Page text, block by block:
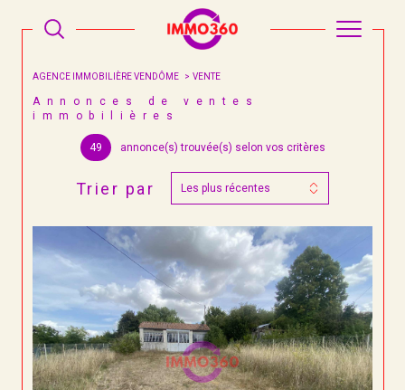
AGENCE IMMOBILIÈRE VENDÔME VENTE
Annonces de ventes
immobilières
49 annonce(s) trouvée(s) selon vos critères
Trier par Les plus récentes